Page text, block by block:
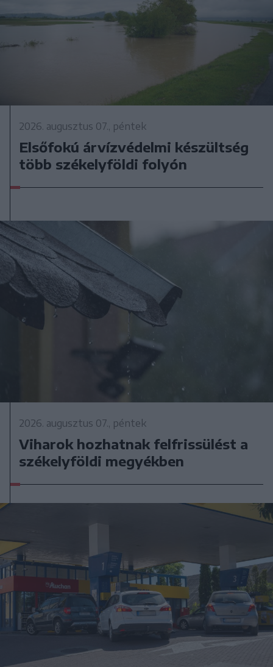
2026. augusztus 07., péntek
Elsőfokú árvízvédelmi készültség
több székelyföldi folyón
2026. augusztus 07., péntek
Viharok hozhatnak felfrissülést a
székelyföldi megyékben